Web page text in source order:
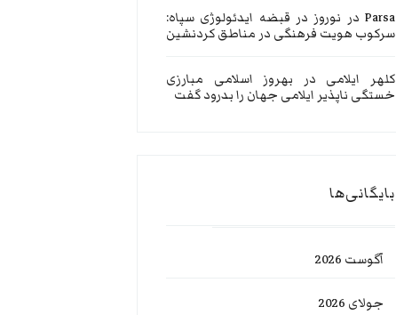
Parsaدر نوروز در قبضه ایدئولوژی سپاه:
سرکوب هویت فرهنگی در مناطق کردنشین
کلهر ایلامی در بهروز اسلامی مبارزی
خستگی ناپذیر ایلامی جهان را بدرود گفت
بایگانی‌ها
آگوست 2026
جولای 2026